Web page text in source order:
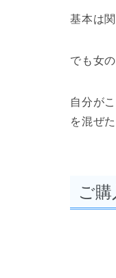
基本は関
でも女
自分が
を混ぜ
ご